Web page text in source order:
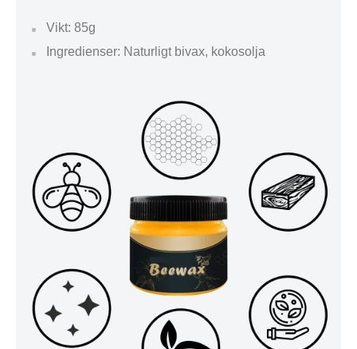
Vikt: 85g
Ingredienser: Naturligt bivax, kokosolja